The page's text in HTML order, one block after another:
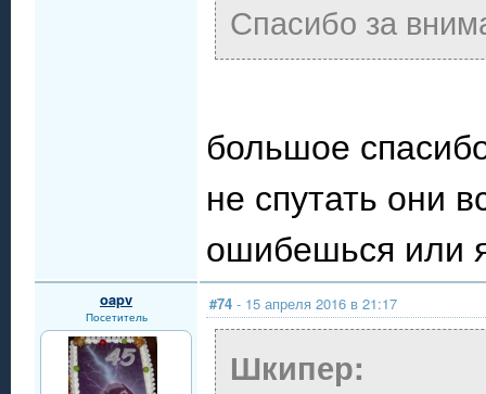
Спасибо за
большое
не спутать они
ошибешься или
oapv
Посетитель
#74 - 15 апреля 2016 в 21:17
Шкипер: